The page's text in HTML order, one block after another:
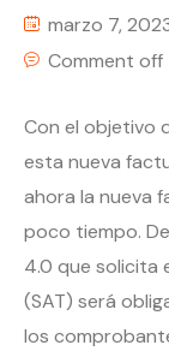
marzo 7,
Comment off
Con el objetivo
esta nueva
ahora la nueva
poco tiempo.
4.0 que solicita
(SAT) será
los